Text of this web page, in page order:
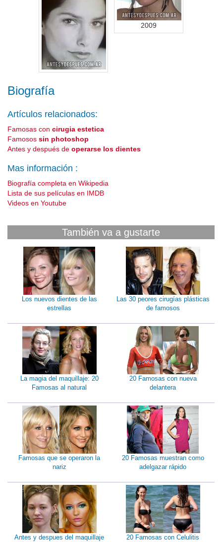
2009
Biografía
Artículos relacionados:
Famosas con cirugia estetica
Famosos sin photoshop
Antes y después de operarse los dientes
Mas información :
Biografía completa en Wikipedia
Lista de sus películas en IMDB
Videos en Youtube
También va a gustarte
Los nuevos dientes de las
estrellas
Las 30 peores cirugías plásticas
de famosos
La magia del maquillaje: 20
Famosas al natural
20 Famosas con nueva
delantera
Famosas que se operaron la
nariz
20 Famosas muestran como
adelgazar rápido
Antes y despues del maquillaje 20 Famosas con Celulitis